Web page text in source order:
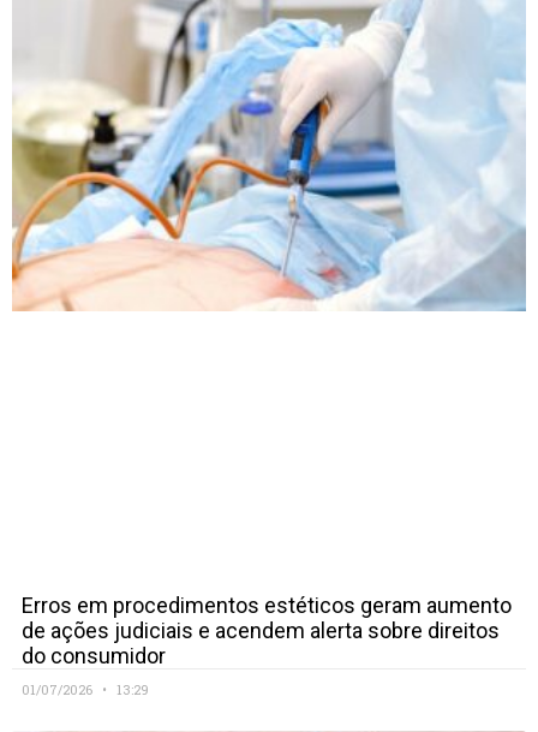
Erros em procedimentos estéticos geram aumento
de ações judiciais e acendem alerta sobre direitos
do consumidor
01/07/2026 13:29